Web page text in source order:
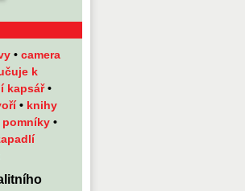
• camera
k
kapsář•
• knihy
•